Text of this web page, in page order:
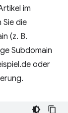
im
Sie die
(z. B.
Subdomain
oder